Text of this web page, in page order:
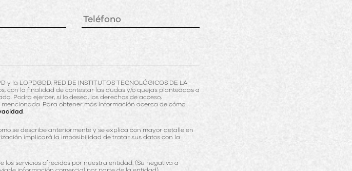
la LOPDGDD, RED DE INSTITUTOS TECNOLÓGICOS DE LA
con la finalidad de contestar las dudas y/o quejas planteadas a
Podrá ejercer, si lo desea, los derechos de acceso,
Para obtener más información acerca de cómo
se describe anteriormente y se explica con mayor detalle en
implicará la imposibilidad de tratar sus datos con la
los servicios ofrecidos por nuestra entidad. (Su negativa a